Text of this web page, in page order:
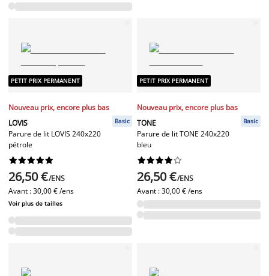
PETIT PRIX PERMANENT
Nouveau prix, encore plus bas
LOVIS
Parure de lit LOVIS 240x220
pétrole
Basic






26,50 €/ENS
Avant :30,00 € /ens
Voir plus de tailles
PETIT PRIX PERMANENT
Nouveau prix, encore plus bas
TONE
Parure de lit TONE 240x220
bleu
Basic






26,50 €/ENS
Avant :30,00 € /ens